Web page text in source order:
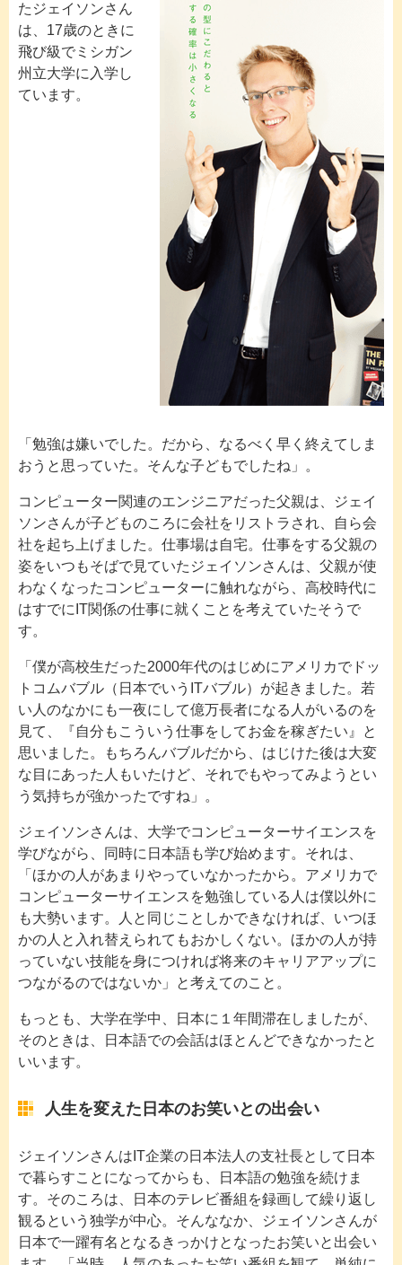
たジェイソンさん
は、17歳のときに
飛び級でミシガン
州立大学に入学し
ています。
「勉強は嫌いでした。だから、なるべく早く終えてしま
おうと思っていた。そんな子どもでしたね」。
コンピューター関連のエンジニアだった父親は、ジェイ
ソンさんが子どものころに会社をリストラされ、自ら会
社を起ち上げました。仕事場は自宅。仕事をする父親の
姿をいつもそばで見ていたジェイソンさんは、父親が使
わなくなったコンピューターに触れながら、高校時代に
はすでにIT関係の仕事に就くことを考えていたそうで
す。
「僕が高校生だった2000年代のはじめにアメリカでドッ
トコムバブル（日本でいうITバブル）が起きました。若
い人のなかにも一夜にして億万長者になる人がいるのを
見て、『自分もこういう仕事をしてお金を稼ぎたい』と
思いました。もちろんバブルだから、はじけた後は大変
な目にあった人もいたけど、それでもやってみようとい
う気持ちが強かったですね」。
ジェイソンさんは、大学でコンピューターサイエンスを
学びながら、同時に日本語も学び始めます。それは、
「ほかの人があまりやっていなかったから。アメリカで
コンピューターサイエンスを勉強している人は僕以外に
も大勢います。人と同じことしかできなければ、いつほ
かの人と入れ替えられてもおかしくない。ほかの人が持
っていない技能を身につければ将来のキャリアアップに
つながるのではないか」と考えてのこと。
もっとも、大学在学中、日本に１年間滞在しましたが、
そのときは、日本語での会話はほとんどできなかったと
いいます。
人生を変えた日本のお笑いとの出会い
ジェイソンさんはIT企業の日本法人の支社長として日本
で暮らすことになってからも、日本語の勉強を続けま
す。そのころは、日本のテレビ番組を録画して繰り返し
観るという独学が中心。そんななか、ジェイソンさんが
日本で一躍有名となるきっかけとなったお笑いと出会い